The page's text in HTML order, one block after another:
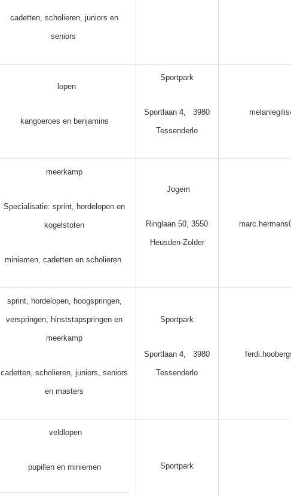
cadetten, scholieren, juniors en
seniors
lopen
kangoeroes en benjamins
Sportpark
Sportlaan 4, 3980
Tessenderlo
meerkamp
Specialisatie: sprint, hordelopen en
kogelstoten
miniemen, cadetten en scholieren
Jogem
Ringlaan 50, 3550
Heusden-Zolder
sprint, hordelopen, hoogspringen,
verspringen, hinststapspringen en
meerkamp
cadetten, scholieren, juniors, seniors
en masters
Sportpark
Sportlaan 4, 3980
Tessenderlo
veldlopen
pupillen en miniemen Sportpark